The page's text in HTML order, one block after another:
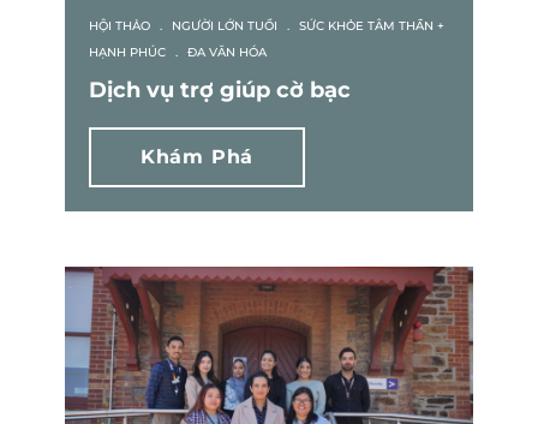
HỘI THẢO . NGƯỜI LỚN TUỔI .
SỨC KHỎE TÂM THẦN +
HẠNH PHÚC
. ĐA VĂN HÓA
Dịch vụ trợ giúp cờ bạc
Khám Phá